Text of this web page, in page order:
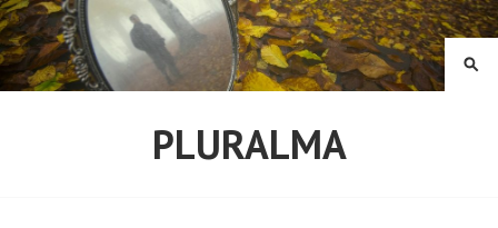
Pular
para
o
conteúdo
PLURALMA